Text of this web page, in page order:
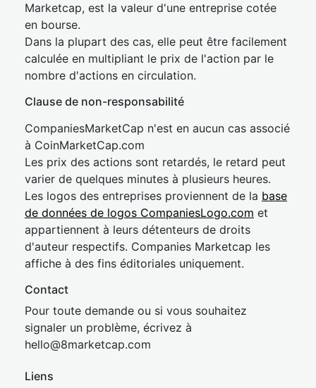
Marketcap, est la valeur d'une entreprise cotée
en bourse.
Dans la plupart des cas, elle peut être facilement
calculée en multipliant le prix de l'action par le
nombre d'actions en circulation.
Clause de non-responsabilité
CompaniesMarketCap n'est en aucun cas associé
à CoinMarketCap.com
Les prix des actions sont retardés, le retard peut
varier de quelques minutes à plusieurs heures.
Les logos des entreprises proviennent de la base
de données de logos CompaniesLogo.com et
appartiennent à leurs détenteurs de droits
d'auteur respectifs. Companies Marketcap les
affiche à des fins éditoriales uniquement.
Contact
Pour toute demande ou si vous souhaitez
signaler un problème, écrivez à
hello@8marketcap.com
Liens